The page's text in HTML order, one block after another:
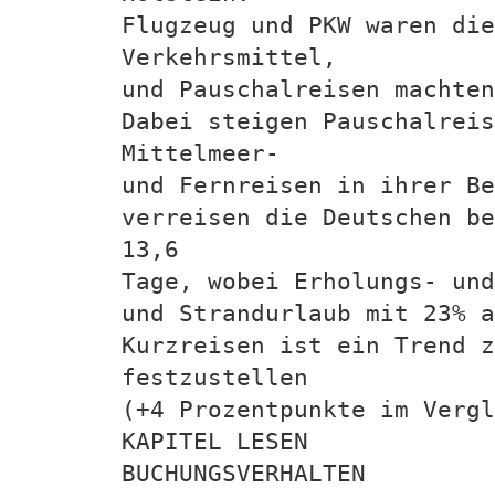
Flugzeug und PKW waren
Verkehrsmittel,
und Pauschalreisen
Dabei steigen
Mittelmeer-
und Fernreisen in ihrer
verreisen die Deutschen
13,6
Tage, wobei Erholungs-
und Strandurlaub mit
Kurzreisen ist ein Trend
festzustellen
(+4 Prozentpunkte im
KAPITEL LESEN
BUCHUNGSVERHALTEN